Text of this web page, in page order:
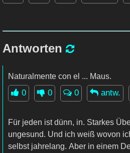
Antworten
Naturalmente con el ... Maus.
0 0 0 antw.
Für jeden ist dünn, in. Starkes
ungesund. Und ich weiß wovon
selbst jahrelang. Aber in einem